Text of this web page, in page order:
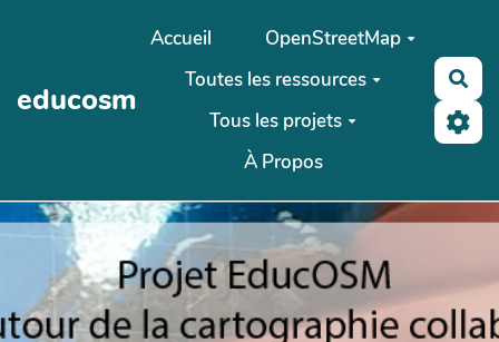
Aller au contenu principal
educosm
Accueil
OpenStreetMap
Toutes les ressources
Tous les projets
À Propos